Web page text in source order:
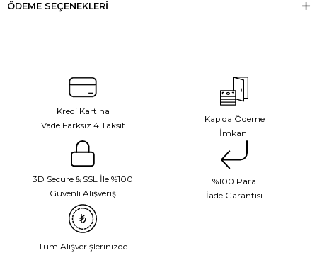
ÖDEME SEÇENEKLERI
Kredi Kartına
Vade Farksız 4 Taksit
Kapıda Ödeme
İmkanı
3D Secure & SSL İle %100
Güvenli Alışveriş
%100 Para
İade Garantisi
Tüm Alışverişlerinizde